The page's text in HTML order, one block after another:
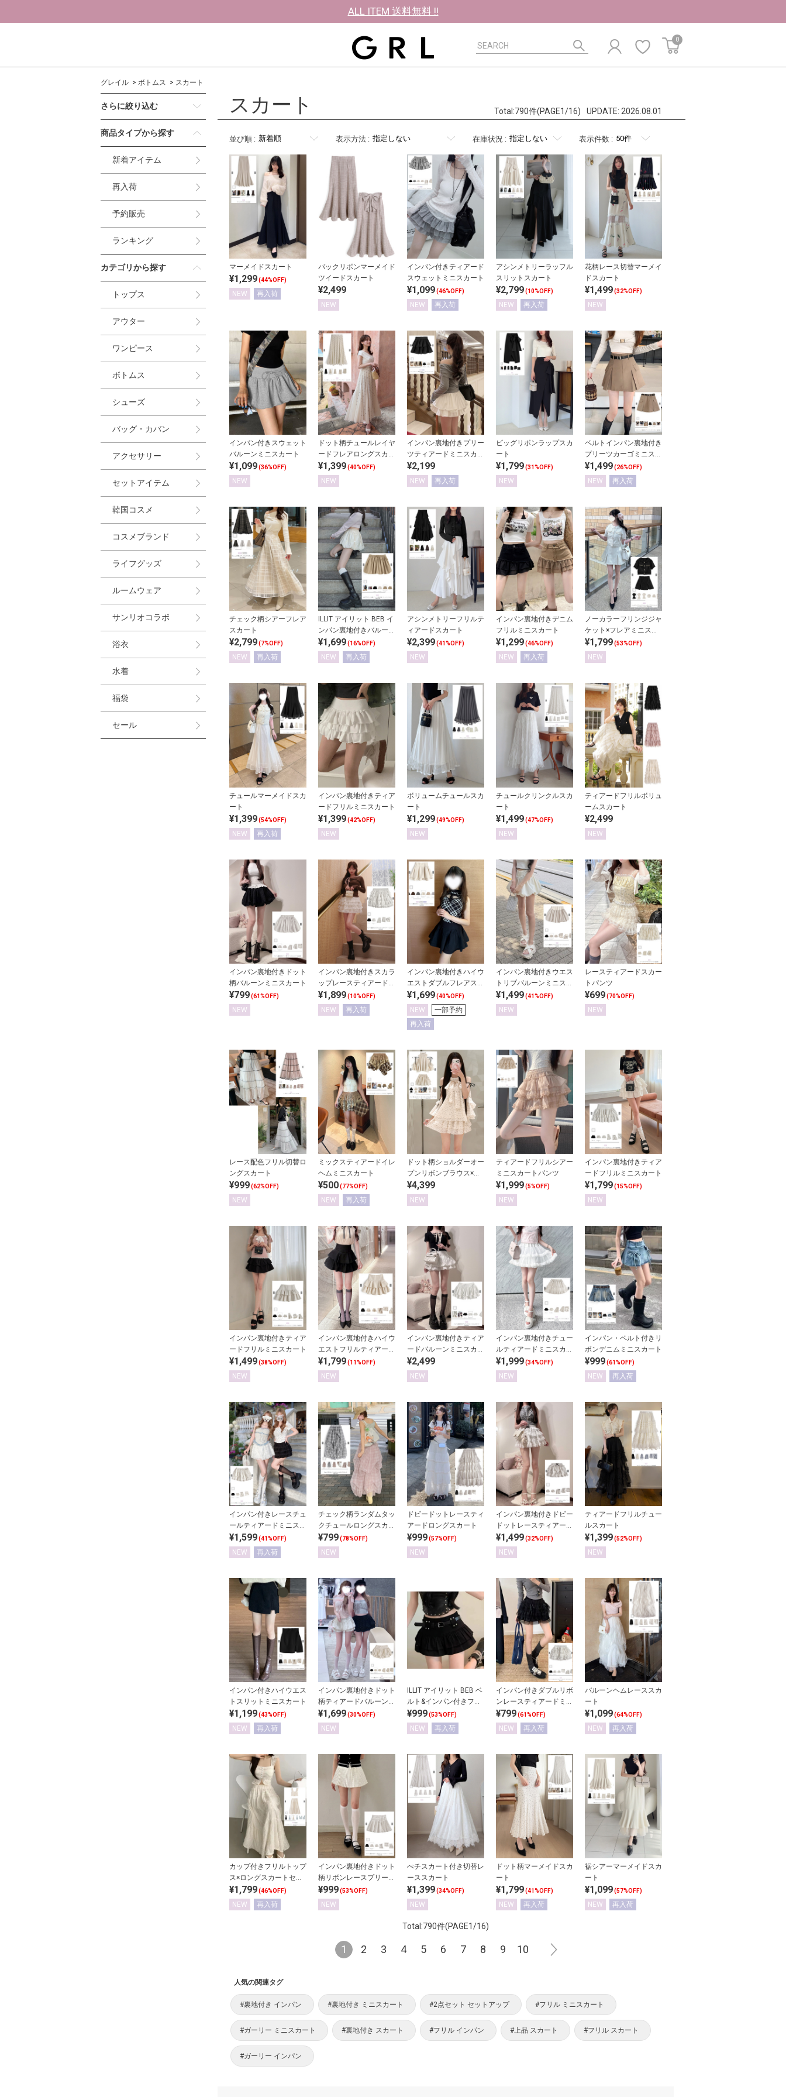
ALL ITEM 送料無料 !!
0
グレイル ボトムス スカート
さらに絞り込む
商品タイプから探す
新着アイテム
再入荷
予約販売
ランキング
カテゴリから探す
トップス
アウター
ワンピース
ボトムス
シューズ
バッグ・カバン
アクセサリー
セットアイテム
韓国コスメ
コスメブランド
ライフグッズ
ルームウェア
サンリオコラボ
浴衣
水着
福袋
セール
スカート Total:790件(PAGE1/16) UPDATE: 2026.08.01
並び順 : 表示方法 : 在庫状況 : 表示件数 :
マーメイドスカート
¥1,299(44%OFF)
NEW 再入荷
バックリボンマーメイド
ツイードスカート
¥2,499
NEW
インパン付きティアード
スウェットミニスカート
¥1,099(46%OFF)
NEW 再入荷
アシンメトリーラッフル
スリットスカート
¥2,799(10%OFF)
NEW 再入荷
花柄レース切替マーメイ
ドスカート
¥1,499(32%OFF)
NEW
インパン付きスウェット
バルーンミニスカート
¥1,099(36%OFF)
NEW
ドット柄チュールレイヤ
ードフレアロングスカー
ト
¥1,399(40%OFF)
NEW
インパン裏地付きプリー
ツティアードミニスカー
ト
¥2,199
NEW 再入荷
ビッグリボンラップスカ
ート
¥1,799(31%OFF)
NEW
ベルトインパン裏地付き
プリーツカーゴミニスカ
ート
¥1,499(26%OFF)
NEW 再入荷
チェック柄シアーフレア
スカート
¥2,799(7%OFF)
NEW 再入荷
ILLIT アイリット BEB イ
ンパン裏地付きバルーン
ミニスカート
¥1,699(16%OFF)
NEW 再入荷
アシンメトリーフリルテ
ィアードスカート
¥2,399(41%OFF)
NEW
インパン裏地付きデニム
フリルミニスカート
¥1,299(46%OFF)
NEW 再入荷
ノーカラーフリンジジャ
ケット×フレアミニスカ
ートツイードセットアッ
プ
¥1,799(53%OFF)
NEW
チュールマーメイドスカ
ート
¥1,399(54%OFF)
NEW 再入荷
インパン裏地付きティア
ードフリルミニスカート
¥1,399(42%OFF)
NEW
ボリュームチュールスカ
ート
¥1,299(49%OFF)
NEW
チュールクリンクルスカ
ート
¥1,499(47%OFF)
NEW
ティアードフリルボリュ
ームスカート
¥2,499
NEW
インパン裏地付きドット
柄バルーンミニスカート
¥799(61%OFF)
NEW
インパン裏地付きスカラ
ップレースティアードミ
ニスカート
¥1,899(10%OFF)
NEW 再入荷
インパン裏地付きハイウ
エストダブルフレアスカ
ート
¥1,699(40%OFF)
NEW
一部予約
再入荷
インパン裏地付きウエス
トリブバルーンミニスカ
ート
¥1,499(41%OFF)
NEW
レースティアードスカー
トパンツ
¥699(70%OFF)
NEW
レース配色フリル切替ロ
ングスカート
¥999(62%OFF)
NEW
ミックスティアードイレ
ヘムミニスカート
¥500(77%OFF)
NEW 再入荷
ドット柄ショルダーオー
プンリボンブラウス×テ
ィアードミニスカートセ
ットアップ
¥4,399
NEW
ティアードフリルシアー
ミニスカートパンツ
¥1,999(5%OFF)
NEW
インパン裏地付きティア
ードフリルミニスカート
¥1,799(15%OFF)
NEW
インパン裏地付きティア
ードフリルミニスカート
¥1,499(38%OFF)
NEW
インパン裏地付きハイウ
エストフリルティアード
ミニスカート
¥1,799(11%OFF)
NEW
インパン裏地付きティア
ードバルーンミニスカー
ト
¥2,499
NEW
インパン裏地付きチュー
ルティアードミニスカー
ト
¥1,999(34%OFF)
NEW
インパン・ベルト付きリ
ボンデニムミニスカート
¥999(61%OFF)
NEW 再入荷
インパン付きレースチュ
ールティアードミニスカ
ート
¥1,599(41%OFF)
NEW 再入荷
チェック柄ランダムタッ
クチュールロングスカー
ト
¥799(78%OFF)
NEW
ドビードットレースティ
アードロングスカート
¥999(57%OFF)
NEW
インパン裏地付きドビー
ドットレースティアード
ミニスカート
¥1,499(32%OFF)
NEW
ティアードフリルチュー
ルスカート
¥1,399(52%OFF)
NEW
インパン付きハイウエス
トスリットミニスカート
¥1,199(43%OFF)
NEW 再入荷
インパン裏地付きドット
柄ティアードバルーンミ
ニスカート
¥1,699(30%OFF)
NEW
ILLIT アイリット BEB ベ
ルト&インパン付きフリ
ルティアードミニスカー
ト
¥999(53%OFF)
NEW 再入荷
インパン付きダブルリボ
ンレースティアードミニ
スカート
¥799(61%OFF)
NEW 再入荷
バルーンヘムレーススカ
ート
¥1,099(64%OFF)
NEW 再入荷
カップ付きフリルトップ
ス×ロングスカートセッ
トアップ
¥1,799(46%OFF)
NEW 再入荷
インパン裏地付きドット
柄リボンレースプリーツ
ミニスカート
¥999(53%OFF)
NEW
ぺチスカート付き切替レ
ーススカート
¥1,399(34%OFF)
NEW
ドット柄マーメイドスカ
ート
¥1,799(41%OFF)
NEW 再入荷
裾シアーマーメイドスカ
ート
¥1,099(57%OFF)
NEW 再入荷
Total:790件(PAGE1/16)
1 2 3 4 5 6 7 8 9 10
人気の関連タグ
#裏地付き インパン #裏地付き ミニスカート #2点セット セットアップ #フリル ミニスカート
#ガーリー ミニスカート #裏地付き スカート #フリル インパン #上品 スカート #フリル スカート
#ガーリー インパン